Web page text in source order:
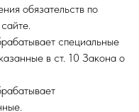
обязательств по
специальные
в ст. 10 Закона о